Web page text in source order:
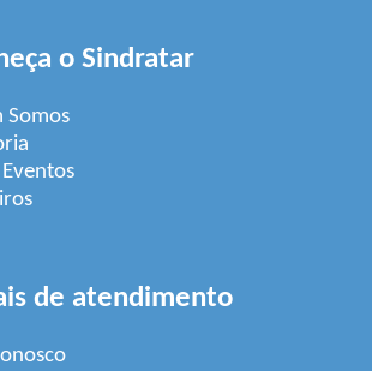
o Sindratar
Somos
de atendimento